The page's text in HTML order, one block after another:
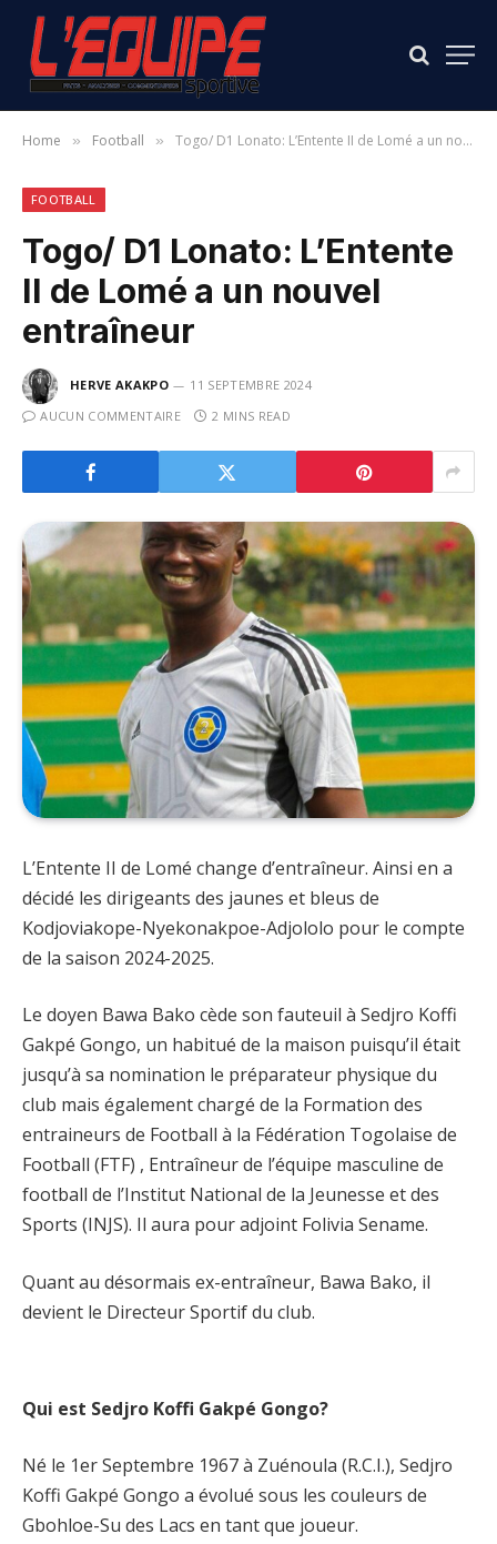
Home » Football » Togo/ D1 Lonato: L’Entente II de Lomé a un nouvel entraîneur
FOOTBALL
Togo/ D1 Lonato: L’Entente
II de Lomé a un nouvel
entraîneur
HERVE AKAKPO
11 SEPTEMBRE 2024
AUCUN COMMENTAIRE
2 MINS READ
L’Entente II de Lomé change d’entraîneur. Ainsi en a
décidé les dirigeants des jaunes et bleus de
Kodjoviakope-Nyekonakpoe-Adjololo pour le compte
de la saison 2024-2025.
Le doyen Bawa Bako cède son fauteuil à Sedjro Koffi
Gakpé Gongo, un habitué de la maison puisqu’il était
jusqu’à sa nomination le préparateur physique du
club mais également chargé de la Formation des
entraineurs de Football à la Fédération Togolaise de
Football (FTF) , Entraîneur de l’équipe masculine de
football de l’Institut National de la Jeunesse et des
Sports (INJS). Il aura pour adjoint Folivia Sename.
Quant au désormais ex-entraîneur, Bawa Bako, il
devient le Directeur Sportif du club.
Qui est Sedjro Koffi Gakpé Gongo?
Né le 1er Septembre 1967 à Zuénoula (R.C.I.), Sedjro
Koffi Gakpé Gongo a évolué sous les couleurs de
Gbohloe-Su des Lacs en tant que joueur.